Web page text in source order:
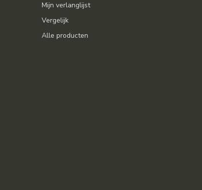
Mijn verlanglijst
Vergelijk
Alle producten